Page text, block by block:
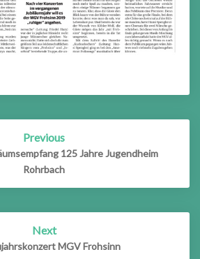
Previous
125 Jahre Jugendheim
Rohrbach
Next
MGV Frohsinn